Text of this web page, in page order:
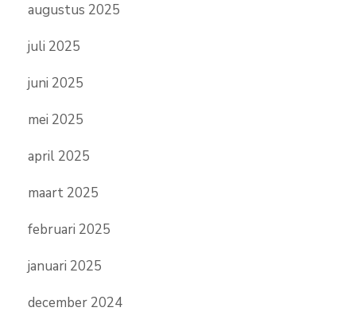
augustus 2025
juli 2025
juni 2025
mei 2025
april 2025
maart 2025
februari 2025
januari 2025
december 2024